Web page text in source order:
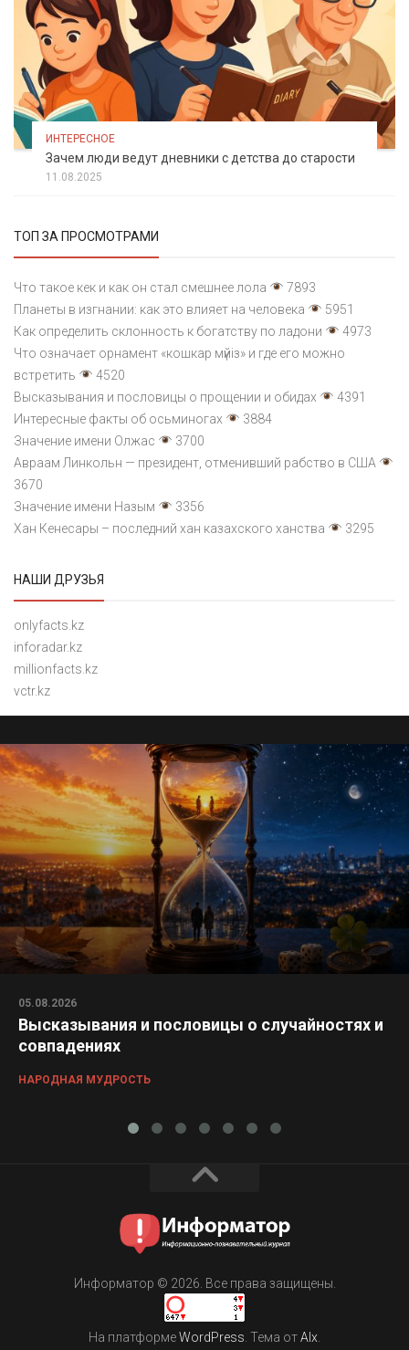
ИНТЕРЕСНОЕ
Зачем люди ведут дневники с детства до старости
11.08.2025
ТОП ЗА ПРОСМОТРАМИ
Что такое кек и как он стал смешнее лола
7893
Планеты в изгнании: как это влияет на человека
5951
Как определить склонность к богатству по ладони
4973
Что означает орнамент «кошкар мүйіз» и где его можно
встретить
4520
Высказывания и пословицы о прощении и обидах
4391
Интересные факты об осьминогах
3884
Значение имени Олжас
3700
Авраам Линкольн — президент, отменивший рабство в США
3670
Значение имени Назым
3356
Хан Кенесары – последний хан казахского ханства
3295
НАШИ ДРУЗЬЯ
onlyfacts.kz
inforadar.kz
millionfacts.kz
vctr.kz
05.08.2026
Высказывания и пословицы о случайностях и
совпадениях
НАРОДНАЯ МУДРОСТЬ
Информатор © 2026. Все права защищены.
На платформеWordPress. Тема отAlx.